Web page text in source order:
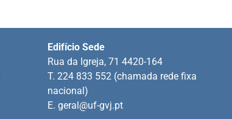
Edifício Sede
Rua da Igreja, 71 4420-164
T. 224 833 552 (chamada rede fixa
nacional)
E.geral@uf-gvj.pt